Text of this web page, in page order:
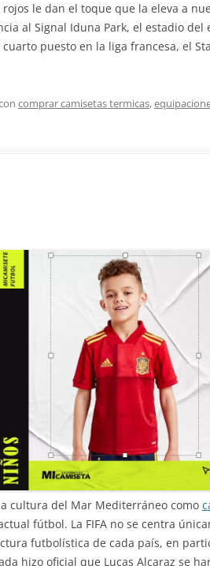
le dan el toque que la eleva a
al Signal Iduna Park, el estadio del
puesto en la liga francesa, el
comprar camisetas termicas,
cultura del Mar Mediterráneo como
fútbol. La FIFA no se centra
futbolística de cada país, en
hizo oficial que Lucas Alcaraz se